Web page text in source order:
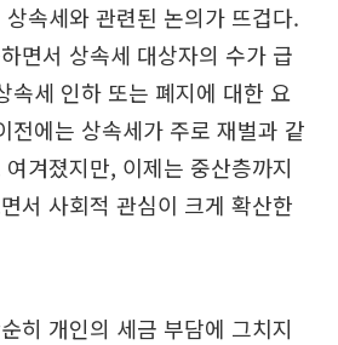
속세와 관련된 논의가 뜨겁다.
면서 상속세 대상자의 수가 급
속세 인하 또는 폐지에 대한 요
전에는 상속세가 주로 재벌과 같
겨졌지만, 이제는 중산층까지
서 사회적 관심이 크게 확산한
히 개인의 세금 부담에 그치지